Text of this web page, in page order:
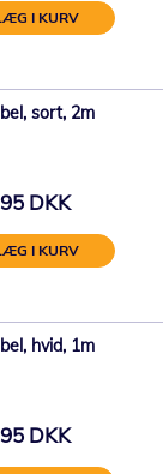
I KURV
sort, 2m
DKK
I KURV
hvid, 1m
DKK